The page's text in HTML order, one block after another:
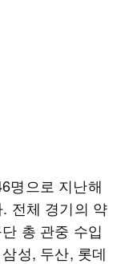
명으로 지난해
전체 경기의 약
총 관중 수입
성, 두산, 롯데